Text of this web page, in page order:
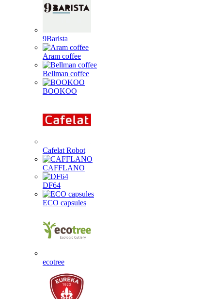
9Barista
Aram coffee
Bellman coffee
BOOKOO
Cafelat Robot
CAFFLANO
DF64
ECO capsules
ecotree